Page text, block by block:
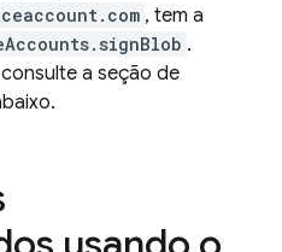
, tem a
.
a seção de